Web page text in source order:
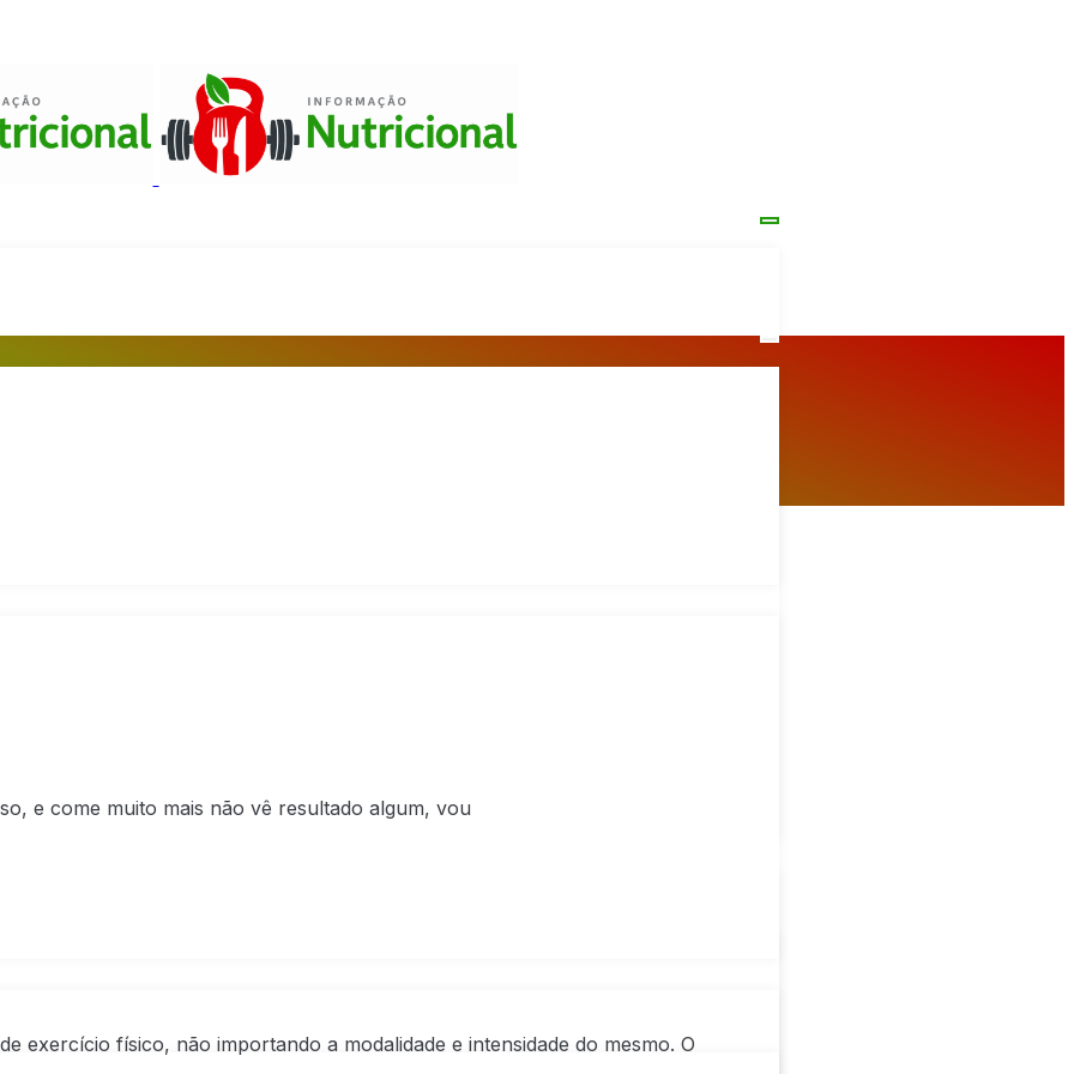
e come muito mais não vê resultado algum, vou
exercício físico, não importando a modalidade e intensidade do mesmo. O